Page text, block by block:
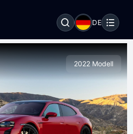
DE
2022 Modell